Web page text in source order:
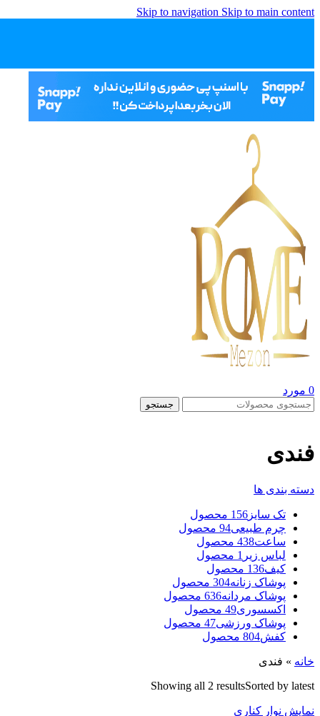
Skip to navigation Skip to main content
0 مورد
جستجو
فندی
دسته بندی ها
تک سایز 156 محصول
چرم طبیعی94 محصول
ساعت438 محصول
لباس زیر 1 محصول
کیف136 محصول
پوشاک زنانه304 محصول
پوشاک مردانه636 محصول
اکسسوری49 محصول
پوشاک ورزشی47 محصول
کفش804 محصول
خانه » فندی
Showing all 2 resultsSorted by latest
نمایش نوار کناری